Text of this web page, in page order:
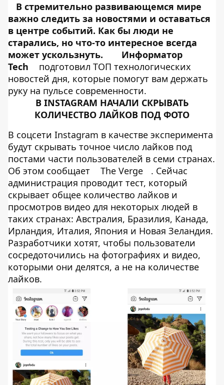
В стремительно развивающемся мире
важно следить за новостями и оставаться
в центре событий. Как бы люди не
старались, но что-то интересное всегда
может ускользнуть.
Информатор
Tech
подготовил ТОП технологических
новостей дня, которые помогут вам держать
руку на пульсе современности.
В INSTAGRAM НАЧАЛИ СКРЫВАТЬ
КОЛИЧЕСТВО ЛАЙКОВ ПОД ФОТО
В соцсети Instagram в качестве эксперимента
будут скрывать точное число лайков под
постами части пользователей в семи странах.
Об этом сообщает
The Verge
. Сейчас
администрация проводит тест, который
скрывает общее количество лайков и
просмотров видео для некоторых людей в
таких странах: Австралия, Бразилия, Канада,
Ирландия, Италия, Япония и Новая Зеландия.
Разработчики хотят, чтобы пользователи
сосредоточились на фотографиях и видео,
которыми они делятся, а не на количестве
лайков.